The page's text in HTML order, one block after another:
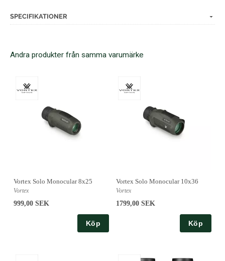
SPECIFIKATIONER
Andra produkter från samma varumärke
Vortex Solo Monocular 8x25
Vortex
999,00 SEK
Köp
Vortex Solo Monocular 10x36
Vortex
1799,00 SEK
Köp